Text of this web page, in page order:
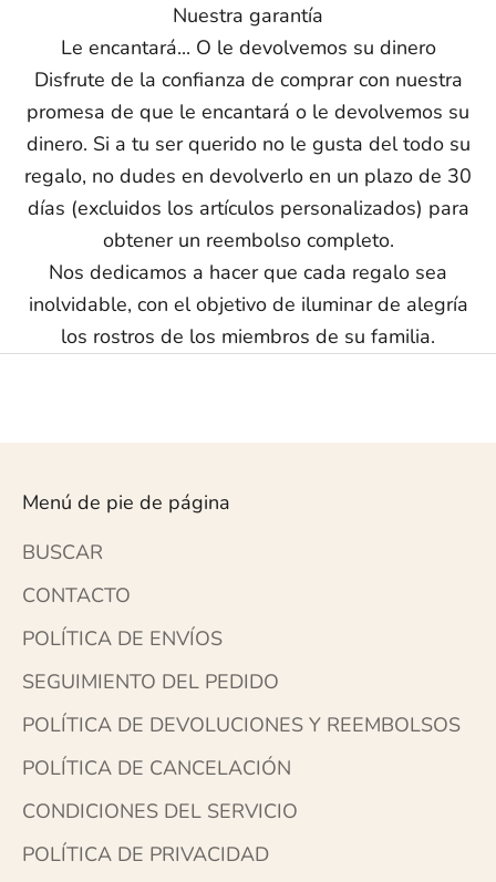
Nuestra garantía
Le encantará... O le devolvemos su dinero
Disfrute de la confianza de comprar con nuestra
promesa de que le encantará o le devolvemos su
dinero. Si a tu ser querido no le gusta del todo su
regalo, no dudes en devolverlo en un plazo de 30
días (excluidos los artículos personalizados) para
obtener un reembolso completo.
Nos dedicamos a hacer que cada regalo sea
inolvidable, con el objetivo de iluminar de alegría
los rostros de los miembros de su familia.
Menú de pie de página
BUSCAR
CONTACTO
POLÍTICA DE ENVÍOS
SEGUIMIENTO DEL PEDIDO
POLÍTICA DE DEVOLUCIONES Y REEMBOLSOS
POLÍTICA DE CANCELACIÓN
CONDICIONES DEL SERVICIO
POLÍTICA DE PRIVACIDAD